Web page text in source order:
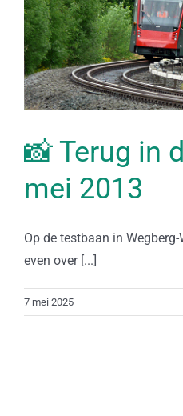
📸 Terug in
mei 2013
Op de testbaan in
even over [...]
7 mei 2025